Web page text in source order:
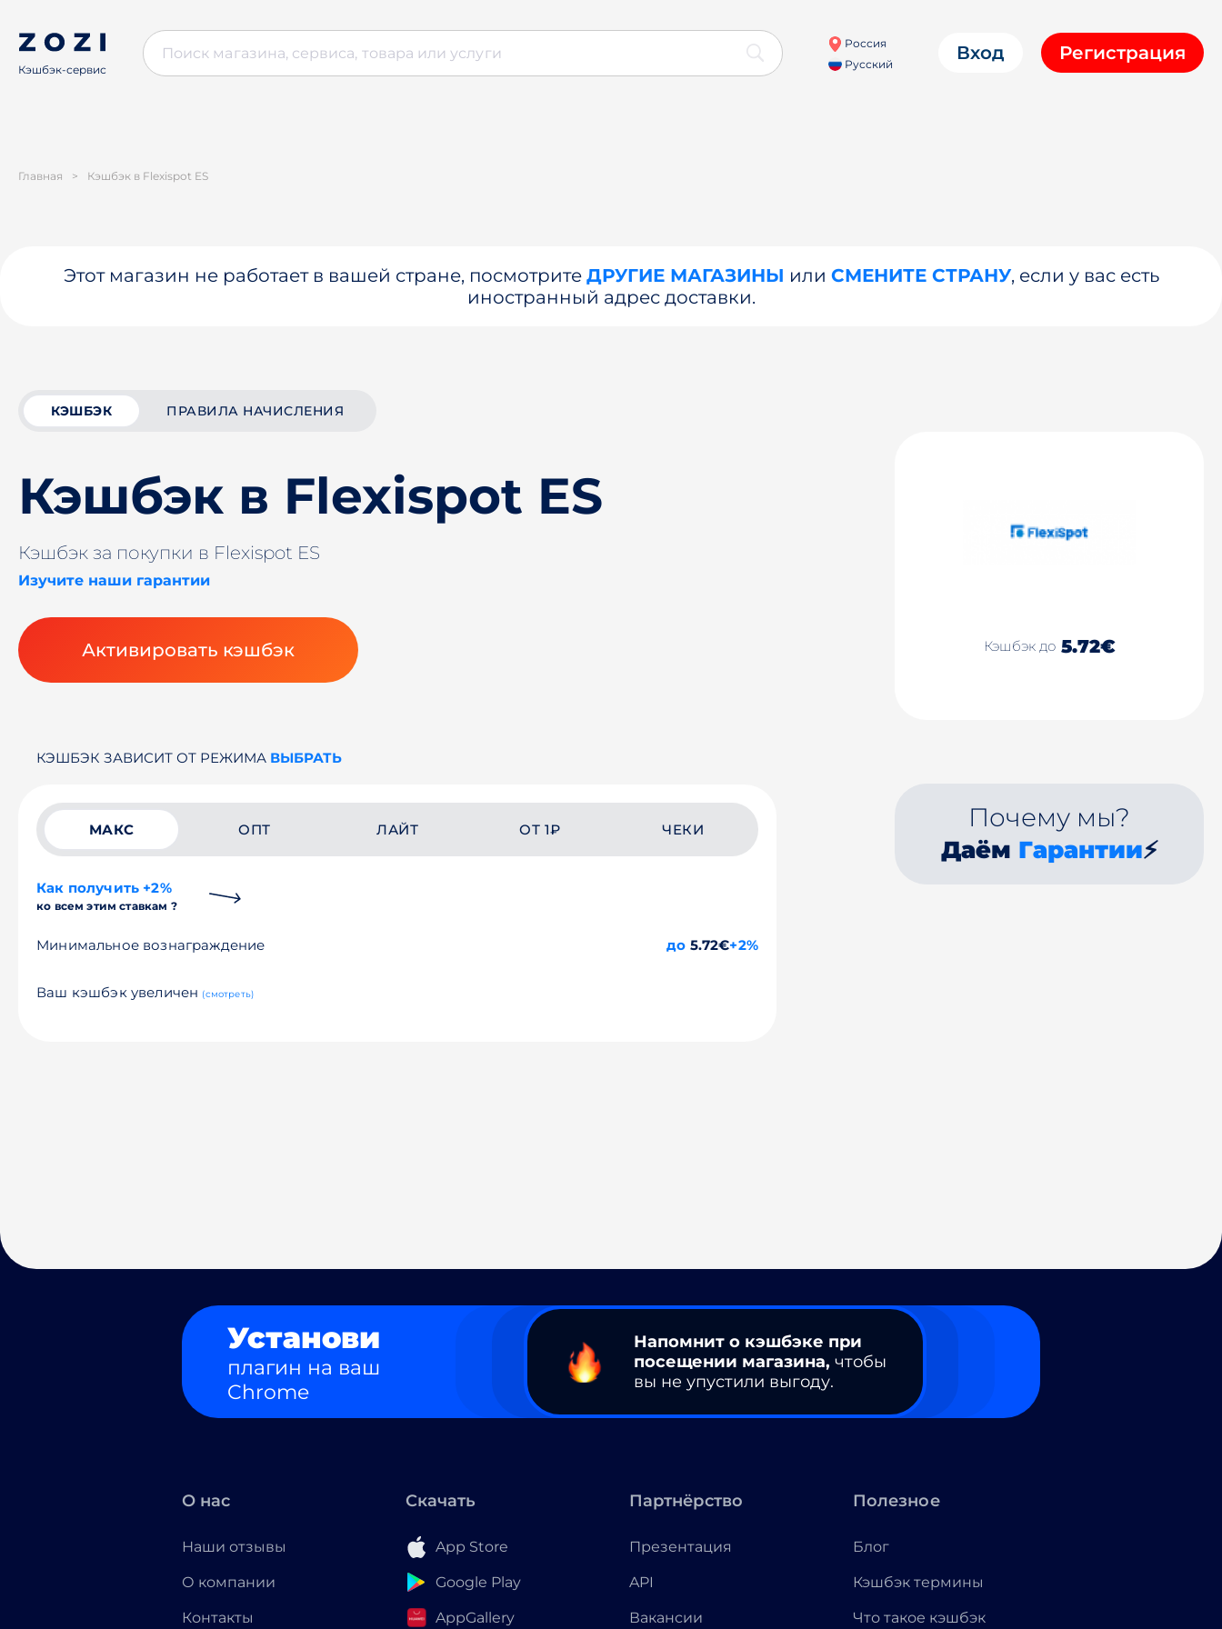
Кэшбэк-сервис
Россия
Русский
Вход Регистрация
Главная > Кэшбэк в Flexispot ES
Этот магазин не работает в вашей стране, посмотрите ДРУГИЕ МАГАЗИНЫ или СМЕНИТЕ СТРАНУ, если у вас есть
иностранный адрес доставки.
КЭШБЭК ПРАВИЛА НАЧИСЛЕНИЯ
Кэшбэк в Flexispot ES
Кэшбэк за покупки в Flexispot ES
Изучите наши гарантии
Активировать кэшбэк Кэшбэк до 5.72€
КЭШБЭК ЗАВИСИТ ОТ РЕЖИМА ВЫБРАТЬ
МАКС ОПТ ЛАЙТ ОТ 1₽ ЧЕКИ
Как получить +2%
ко всем этим ставкам ?
Минимальное вознаграждение до 5.72€+2%
Ваш кэшбэк увеличен (смотреть)
Почему мы?
Даём Гарантии⚡
Установи
плагин на ваш
Chrome
Напомнит о кэшбэке при
посещении магазина, чтобы
вы не упустили выгоду.
О нас
Наши отзывы
О компании
Контакты
Скачать
App Store
Google Play
AppGallery
Партнёрство
Презентация
API
Вакансии
Полезное
Блог
Кэшбэк термины
Что такое кэшбэк